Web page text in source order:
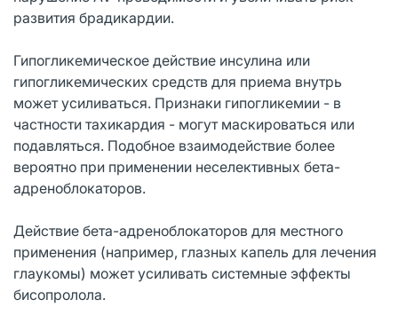
развития брадикардии.
Гипогликемическое действие инсулина или
гипогликемических средств для приема внутрь
может усиливаться. Признаки гипогликемии - в
частности тахикардия - могут маскироваться или
подавляться. Подобное взаимодействие более
вероятно при применении неселективных бета-
адреноблокаторов.
Действие бета-адреноблокаторов для местного
применения (например, глазных капель для лечения
глаукомы) может усиливать системные эффекты
бисопролола.